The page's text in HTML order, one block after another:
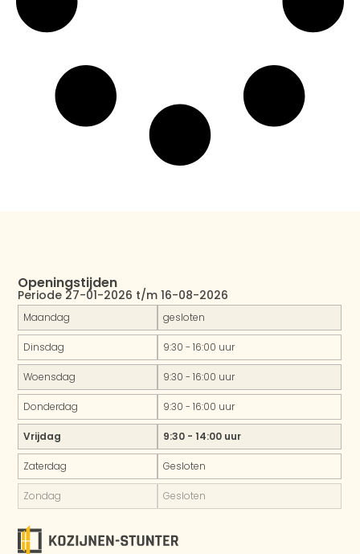
Openingstijden
Periode 27-01-2026 t/m 16-08-2026
Maandag gesloten
Dinsdag 9:30 - 16:00 uur
Woensdag 9:30 - 16:00 uur
Donderdag 9:30 - 16:00 uur
Vrijdag 9:30 - 14:00 uur
Zaterdag Gesloten
Zondag Gesloten